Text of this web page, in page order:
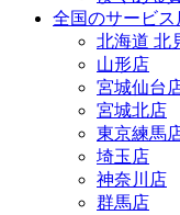
全国のサービス
北海道 北
山形店
宮城仙台
宮城北店
東京練馬
埼玉店
神奈川店
群馬店